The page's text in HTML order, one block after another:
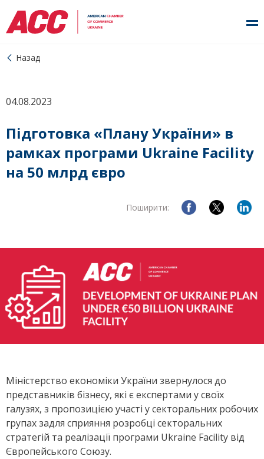
Назад
04.08.2023
Підготовка «Плану України» в
рамках програми Ukraine Facility
на 50 млрд євро
Поширити:
Міністерство економіки України звернулося до
представників бізнесу, які є експертами у своїх
галузях, з пропозицією участі у секторальних робочих
групах задля сприяння розробці секторальних
стратегій та реалізації програми Ukraine Facility від
Європейського Союзу.